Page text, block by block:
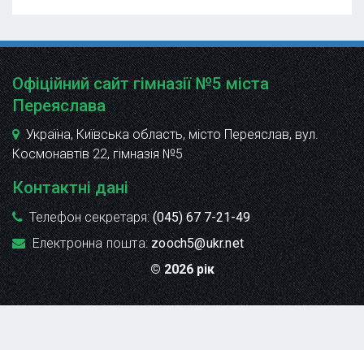
Офіційний сайт гімназії №5 міста
Переяслава
Україна, Київська область, місто Переяслав, вул.
Космонавтів 22, гімназія №5
Контактні дані
Телефон секретаря:(045) 67 7-21-49
Електронна пошта:zooch5@ukr.net
© 2026 рік